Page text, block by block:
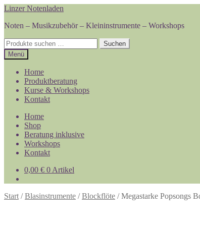
Zur
springen
Zum
springen
Linzer Notenladen
Noten – Musikzubehör – Kleininstrumente – Workshops
Suchen
nach:
Suchen
Menü
Home
Produktberatung
Kurse & Workshops
Kontakt
Home
Shop
Beratung inklusive
Workshops
Kontakt
0,00 € 0 Artikel
Start /Blasinstrumente /Blockflöte /Megastarke Popsongs